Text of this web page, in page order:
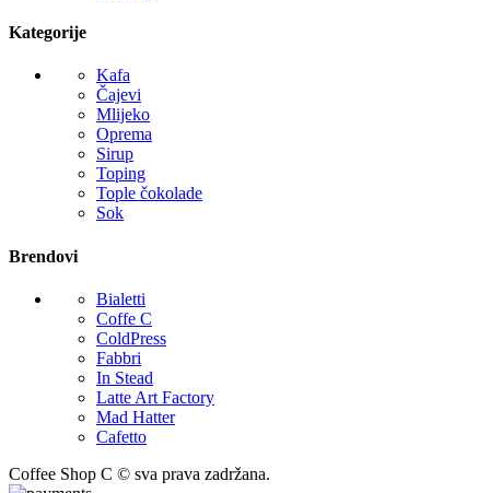
Kategorije
Kafa
Čajevi
Mlijeko
Oprema
Sirup
Toping
Tople čokolade
Sok
Brendovi
Bialetti
Coffe C
ColdPress
Fabbri
In Stead
Latte Art Factory
Mad Hatter
Cafetto
Coffee Shop C © sva prava zadržana.